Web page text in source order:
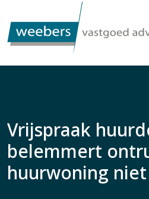
Vrijspraak
belemmert
huurwoning niet